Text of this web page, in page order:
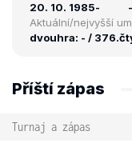
20. 10. 1985-
-
Aktuální/nejvyšší
dvouhra: - / 376.
Příští zápas
Turnaj a zápas